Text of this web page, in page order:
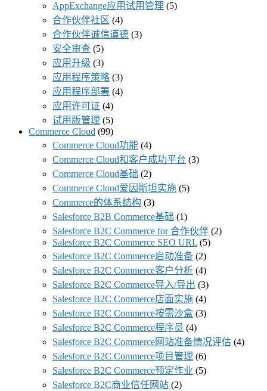
AppExchange应用试用管理 (5)
合作伙伴社区 (4)
合作伙伴诚信道德 (3)
安全审查 (5)
应用升级 (3)
应用程序策略 (3)
应用程序部署 (4)
应用许可证 (4)
试用版管理 (5)
Commerce Cloud (99)
Commerce Cloud功能 (4)
Commerce Cloud和客户成功平台 (3)
Commerce Cloud基础 (2)
Commerce Cloud爱因斯坦实施 (5)
Commerce的体系结构 (3)
Salesforce B2B Commerce基础 (1)
Salesforce B2C Commerce for 合作伙伴 (2)
Salesforce B2C Commerce SEO URL (5)
Salesforce B2C Commerce启动准备 (2)
Salesforce B2C Commerce客户分析 (4)
Salesforce B2C Commerce导入/导出 (3)
Salesforce B2C Commerce店面实施 (4)
Salesforce B2C Commerce按需沙盒 (3)
Salesforce B2C Commerce程序员 (4)
Salesforce B2C Commerce网站准备情况评估 (4)
Salesforce B2C Commerce项目管理 (6)
Salesforce B2C Commerce预定作业 (5)
Salesforce B2C商业信任网站 (2)